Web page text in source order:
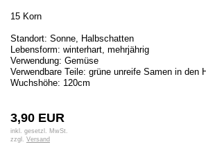
15 Korn
Standort: Sonne, Halbschatten
Lebensform: winterhart, mehrjährig
Verwendung: Gemüse
Verwendbare Teile: grüne unreife Samen in den
Wuchshöhe: 120cm
3,90 EUR
inkl. gesetzl. MwSt.
zzgl. Versand